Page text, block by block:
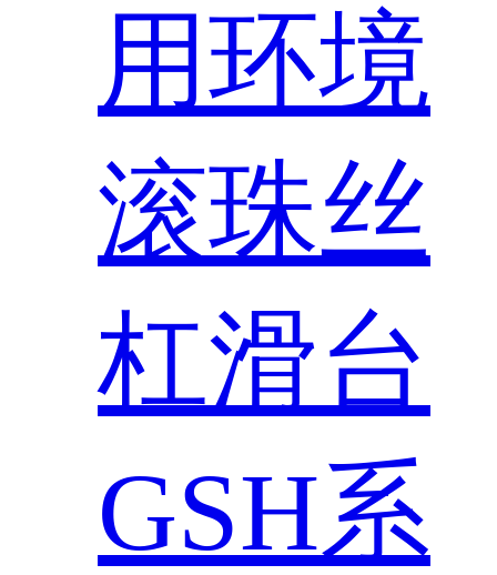
用环境
滚珠丝
杠滑台
GSH系